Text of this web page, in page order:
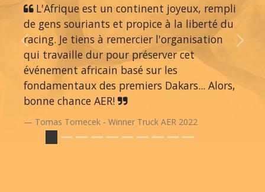
L'Afrique est un continent joyeux, rempli
de gens souriants et propice à la liberté du
racing. Je tiens à remercier l'organisation
qui travaille dur pour préserver cet
événement africain basé sur les
fondamentaux des premiers Dakars... Alors,
bonne chance AER!
Tomas Tomecek - Winner Truck AER 2022
Previous Next